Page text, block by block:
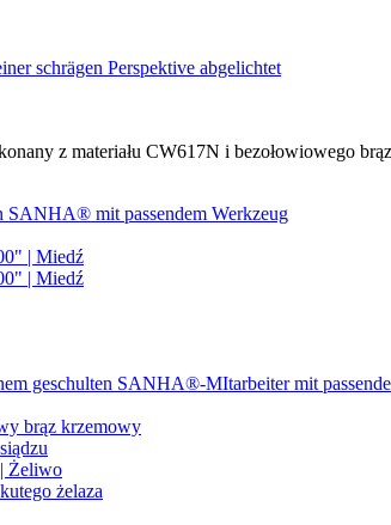
z materiału CW617N i bezołowiowego
| Miedź
| Miedź
brąz krzemowy
Żeliwo
żelaza